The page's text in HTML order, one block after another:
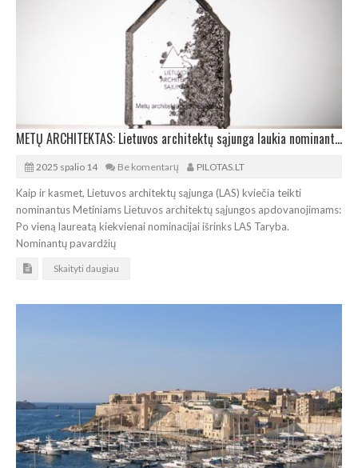
METŲ ARCHITEKTAS: Lietuvos architektų sąjunga laukia nominantų pasiūlymų
2025 spalio 14 Be komentarų PILOTAS.LT
Kaip ir kasmet, Lietuvos architektų sąjunga (LAS) kviečia teikti
nominantus Metiniams Lietuvos architektų sąjungos apdovanojimams:
Po vieną laureatą kiekvienai nominacijai išrinks LAS Taryba.
Nominantų pavardžių
Skaityti daugiau